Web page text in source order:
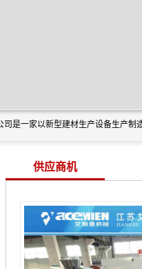
供应商机